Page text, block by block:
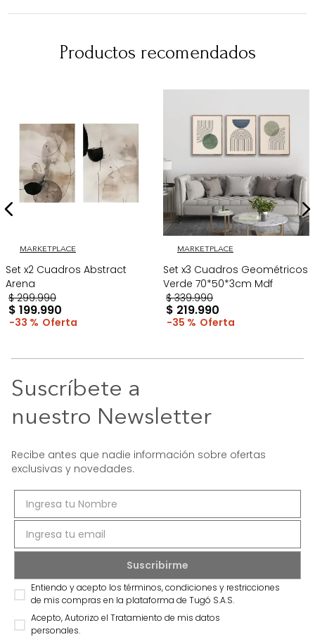
Productos recomendados
MARKETPLACE
Set x2 Cuadros Abstract
Arena
$ 299.990
$ 199.990
33 %
MARKETPLACE
Set x3 Cuadros Geométricos
Verde 70*50*3cm Mdf
$ 339.990
$ 219.990
35 %
Suscríbete a
nuestro Newsletter
Recibe antes que nadie información sobre ofertas
exclusivas y novedades.
Entiendo y acepto los términos, condiciones y restricciones
de mis compras en la plataforma de Tugó S.A.S.
Acepto, Autorizo el Tratamiento de mis datos
personales.